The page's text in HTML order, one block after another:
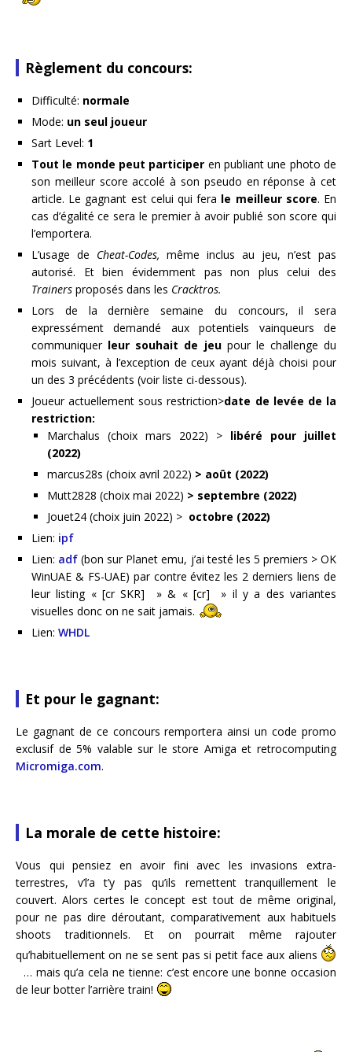
Règlement du concours:
Difficulté: normale
Mode: un seul joueur
Sart Level: 1
Tout le monde peut participer en publiant une photo de
son meilleur score accolé à son pseudo en réponse à cet
article. Le gagnant est celui qui fera le meilleur score. En
cas d’égalité ce sera le premier à avoir publié son score qui
l’emportera.
L’usage de Cheat-Codes, même inclus au jeu, n’est pas
autorisé. Et bien évidemment pas non plus celui des
Trainers proposés dans les Cracktros.
Lors de la dernière semaine du concours, il sera
expressément demandé aux potentiels vainqueurs de
communiquer leur souhait de jeupour le challenge du
mois suivant, à l’exception de ceux ayant déjà choisi pour
un des 3 précédents (voir liste ci-dessous).
Joueur actuellement sous restriction>date de levée de la
restriction:
Marchalus (choix mars 2022) > libéré pour juillet
(2022)
marcus28s (choix avril 2022) > août (2022)
Mutt2828 (choix mai 2022) > septembre (2022)
Jouet24 (choix juin 2022) > octobre (2022)
Lien: ipf
Lien: adf (bon sur Planet emu, j’ai testé les 5 premiers > OK
WinUAE & FS-UAE) par contre évitez les 2 derniers liens de
leur listing « [cr SKR] » & « [cr] » il y a des variantes
visuelles donc on ne sait jamais.
Lien: WHDL
Et pour le gagnant:
Le gagnant de ce concours remportera ainsi un code promo
exclusif de 5% valable sur le store Amiga et retrocomputing
Micromiga.com.
La morale de cette histoire:
Vous qui pensiez en avoir fini avec les invasions extra-
terrestres, v’l’a t’y pas qu’ils remettent tranquillement le
couvert. Alors certes le concept est tout de même original,
pour ne pas dire déroutant, comparativement aux habituels
shoots traditionnels. Et on pourrait même rajouter
qu’habituellement on ne se sent pas si petit face aux aliens
… mais qu’a cela ne tienne: c’est encore une bonne occasion
de leur botter l’arrière train!